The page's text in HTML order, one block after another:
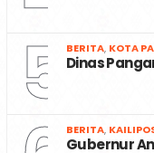
5 BERITA, KOTA
Dinas
BERITA,
Gubernur